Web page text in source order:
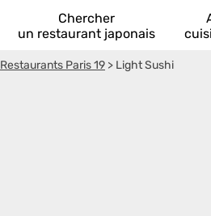
Chercher
un restaurant japonais
Restaurants Paris 19 > Light Sushi